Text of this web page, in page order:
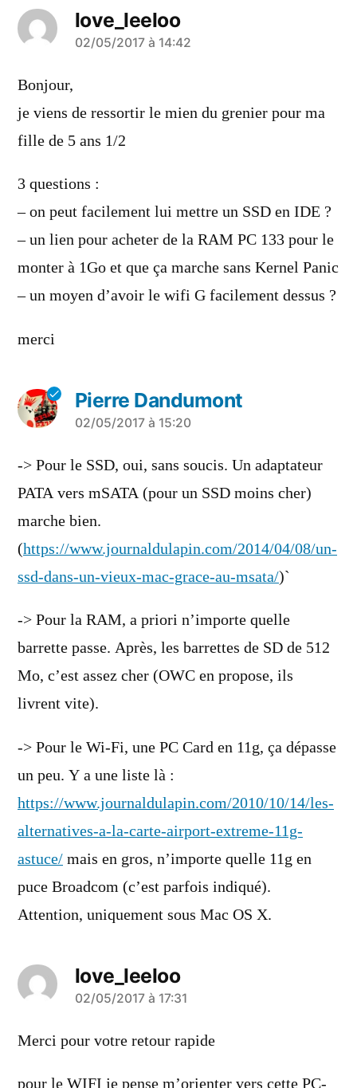
love_leeloo
a
02/05/2017 à 14:42
Bonjour,
je viens de ressortir le mien du grenier pour ma
fille de 5 ans 1/2
3 questions :
– on peut facilement lui mettre un SSD en IDE ?
– un lien pour acheter de la RAM PC 133 pour le
monter à 1Go et que ça marche sans Kernel Panic
– un moyen d’avoir le wifi G facilement dessus ?
merci
Pierre Dandumont
a
dit :
02/05/2017 à 15:20
-> Pour le SSD, oui, sans soucis. Un adaptateur
PATA vers mSATA (pour un SSD moins cher)
marche bien.
(https://www.journaldulapin.com/2014/04/08/un-
ssd-dans-un-vieux-mac-grace-au-msata/)`
-> Pour la RAM, a priori n’importe quelle
barrette passe. Après, les barrettes de SD de 512
Mo, c’est assez cher (OWC en propose, ils
livrent vite).
-> Pour le Wi-Fi, une PC Card en 11g, ça dépasse
un peu. Y a une liste là :
https://www.journaldulapin.com/2010/10/14/les-
alternatives-a-la-carte-airport-extreme-11g-
astuce/ mais en gros, n’importe quelle 11g en
puce Broadcom (c’est parfois indiqué).
Attention, uniquement sous Mac OS X.
love_leeloo
a
dit :
02/05/2017 à 17:31
Merci pour votre retour rapide